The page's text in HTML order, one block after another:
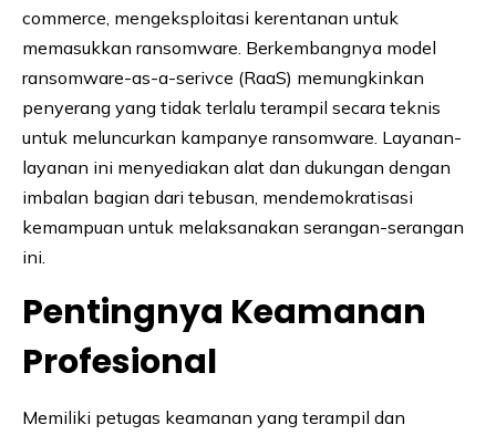
commerce, mengeksploitasi kerentanan untuk
memasukkan ransomware. Berkembangnya model
ransomware-as-a-serivce (RaaS) memungkinkan
penyerang yang tidak terlalu terampil secara teknis
untuk meluncurkan kampanye ransomware. Layanan-
layanan ini menyediakan alat dan dukungan dengan
imbalan bagian dari tebusan, mendemokratisasi
kemampuan untuk melaksanakan serangan-serangan
ini.
Pentingnya Keamanan
Profesional
Memiliki petugas keamanan yang terampil dan